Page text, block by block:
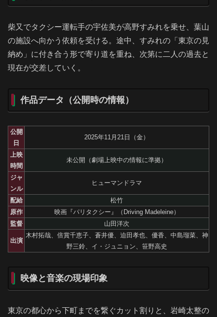
柴又でタクシー運転手の宇佐美が高野すみれを乗せ、葉山
の施設へ向かう依頼を受ける。途中、すみれの「東京の見
納め」に付き合う形で寄り道を重ね、次第に二人の過去と
現在が交差していく。
作品データ（公開時の情報）
公開
日
2025年11月21日（金）
上映
時間
未公開（劇場上映中の情報に準拠）
ジャ
ンル
ヒューマンドラマ
配給
松竹
原作
映画『パリタクシー』（Driving Madeleine）
監督
山田洋次
出演
木村拓哉、倍賞千恵子、蒼井優、迫田孝也、優香、中島瑠菜、神
野三鈴、イ・ジュニョン、笹野高史
映像と音楽の現場印象
東京の都心から下町までを繋ぐカット割りと、岩崎太整の